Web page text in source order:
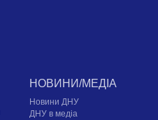
НОВИНИ/МЕДІА
Новини ДНУ
ДНУ в медіа